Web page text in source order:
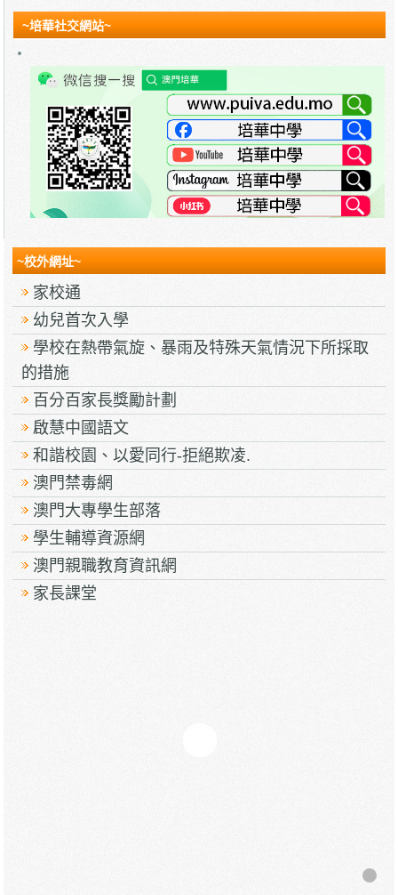
~培華社交網站~
~校外網址~
家校通
幼兒首次入學
學校在熱帶氣旋、暴雨及特殊天氣情況下所採取
的措施
百分百家長獎勵計劃
啟慧中國語文
和諧校園、以愛同行-拒絕欺凌.
澳門禁毒網
澳門大專學生部落
學生輔導資源網
澳門親職教育資訊網
家長課堂